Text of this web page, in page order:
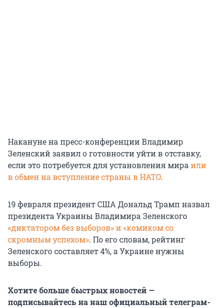
Накануне на пресс-конференции Владимир
Зеленский заявил о готовности уйти в отставку,
если это потребуется для установления мира или
в обмен на вступление страны в НАТО.
19 февраля президент США Дональд Трамп назвал
президента Украины Владимира Зеленского
«диктатором без выборов» и «комиком со
скромным успехом». По его словам, рейтинг
Зеленского составляет 4%, а Украине нужны
выборы.
Хотите больше быстрых новостей —
подписывайтесь на наш официальный телеграм-